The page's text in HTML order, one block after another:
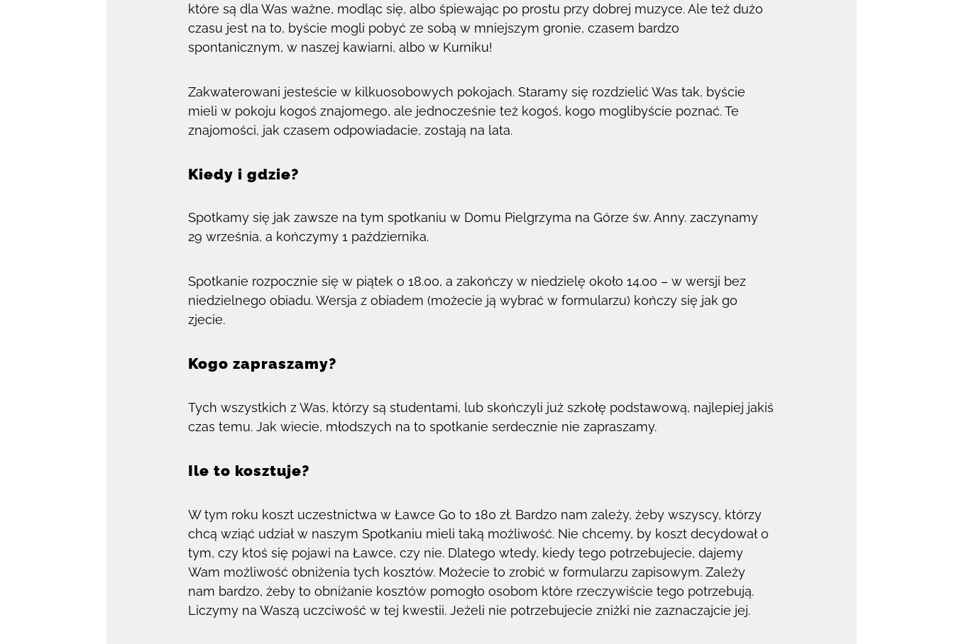
które są dla Was ważne, modląc się, albo śpiewając po prostu przy dobrej muzyce. Ale też dużo
czasu jest na to, byście mogli pobyć ze sobą w mniejszym gronie, czasem bardzo
spontanicznym, w naszej kawiarni, albo w Kurniku!
Zakwaterowani jesteście w kilkuosobowych pokojach. Staramy się rozdzielić Was tak, byście
mieli w pokoju kogoś znajomego, ale jednocześnie też kogoś, kogo moglibyście poznać. Te
znajomości, jak czasem odpowiadacie, zostają na lata.
Kiedy i gdzie?
Spotkamy się jak zawsze na tym spotkaniu w Domu Pielgrzyma na Górze św. Anny. zaczynamy
29 września, a kończymy 1 października.
Spotkanie rozpocznie się w piątek o 18.00, a zakończy w niedzielę około 14.00 – w wersji bez
niedzielnego obiadu. Wersja z obiadem (możecie ją wybrać w formularzu) kończy się jak go
zjecie.
Kogo zapraszamy?
Tych wszystkich z Was, którzy są studentami, lub skończyli już szkołę podstawową, najlepiej jakiś
czas temu. Jak wiecie, młodszych na to spotkanie serdecznie nie zapraszamy.
Ile to kosztuje?
W tym roku koszt uczestnictwa w Ławce Go to 180 zł. Bardzo nam zależy, żeby wszyscy, którzy
chcą wziąć udział w naszym Spotkaniu mieli taką możliwość. Nie chcemy, by koszt decydował o
tym, czy ktoś się pojawi na Ławce, czy nie. Dlatego wtedy, kiedy tego potrzebujecie, dajemy
Wam możliwość obniżenia tych kosztów. Możecie to zrobić w formularzu zapisowym. Zależy
nam bardzo, żeby to obniżanie kosztów pomogło osobom które rzeczywiście tego potrzebują.
Liczymy na Waszą uczciwość w tej kwestii. Jeżeli nie potrzebujecie zniżki nie zaznaczajcie jej.